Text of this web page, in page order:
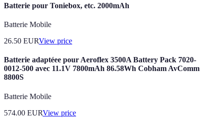
Batterie pour Toniebox, etc. 2000mAh
Batterie Mobile
26.50 EURView price
Batterie adaptéee pour Aeroflex 3500A Battery Pack 7020-
0012-500 avec 11.1V 7800mAh 86.58Wh Cobham AvComm
8800S
Batterie Mobile
574.00 EURView price